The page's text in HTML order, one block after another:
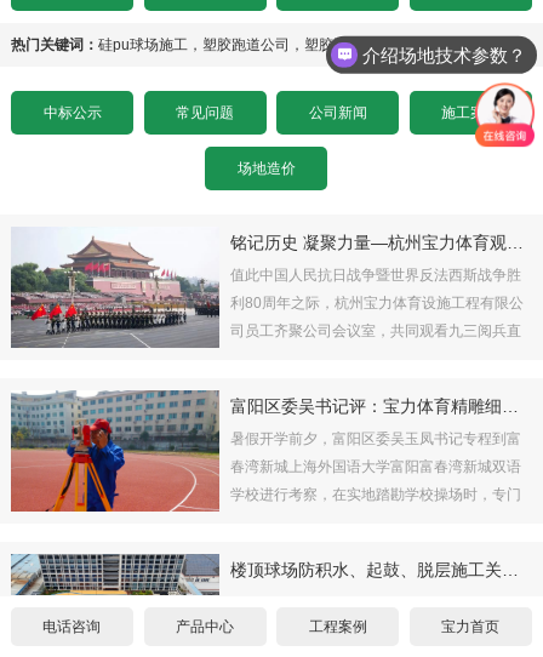
热门关键词： 硅pu球场施工， 塑胶跑道公司 ， 塑胶运动场地建设
中标公示 常见问题 公司新闻 施工案例
场地造价
值此中国人民抗日战争暨世界反法西斯战争胜
利80周年之际，杭州宝力体育设施工程有限公
司员工齐聚公司会议室，共同观看九三阅兵直
暑假开学前夕，富阳区委吴玉凤书记专程到富
春湾新城上海外国语大学富阳富春湾新城双语
学校进行考察，在实地踏勘学校操场时，专门
好做得精。
楼顶球场防积水、起鼓、脱层施工关键规范
期勘查、基础精细化处理、双层防水体系搭
沥青基础要求
设计图纸下载
水泥基础要求
招标文件下载
施工案例
沥青基础要求
设计图纸下载
悬浮拼装足球场
水泥基础要求
招标文件下载
塑胶球场施工
其它运动场地施工
中标公示
常见问题
施工案例
联系宝力
关于我们
联系方式
电话咨询 产品中心 工程案例 宝力首页
介绍场地技术参数？